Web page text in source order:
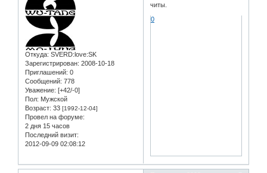
Откуда: SVERD:love:SK
Зарегистрирован: 2008-10-18
Приглашений: 0
Сообщений: 778
Уважение: [+42/-0]
Пол: Мужской
Возраст: 33 [1992-12-04]
Провел на форуме:
2 дня 15 часов
Последний визит:
2012-09-09 02:08:12
читы.
0